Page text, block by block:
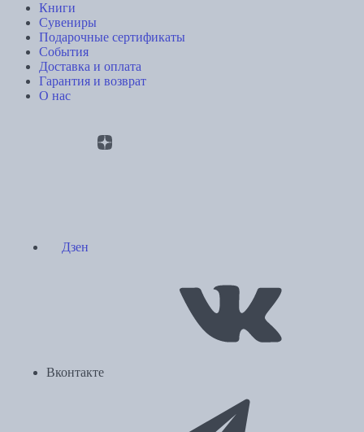
Книги
Сувениры
Подарочные сертификаты
События
Доставка и оплата
Гарантия и возврат
О нас
Дзен
Вконтакте